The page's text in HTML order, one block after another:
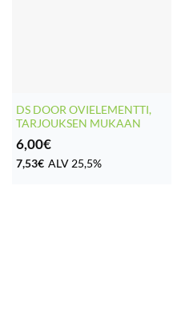
DS DOOR OVIELEMENTTI,
TARJOUKSEN MUKAAN
6,00€
7,53€ ALV 25,5%